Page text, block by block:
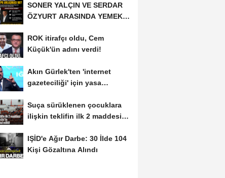
SONER YALÇIN VE SERDAR
ÖZYURT ARASINDA YEMEK
ROK itirafçı oldu, Cem
Küçük'ün adını verdi!
Akın Gürlek'ten 'internet
gazeteciliği' için yasa
Suça sürüklenen çocuklara
ilişkin teklifin ilk 2 maddesi
IŞİD'e Ağır Darbe: 30 İlde 104
Kişi Gözaltına Alındı